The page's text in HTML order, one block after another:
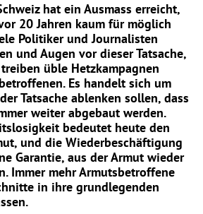
hat ein Ausmass erreicht,
20 Jahren kaum für möglich
Politiker und Journalisten
und Augen vor dieser Tatsache,
üble Hetzkampagnen
Es handelt sich um
Tatsache ablenken sollen, dass
weiter abgebaut werden.
bedeutet heute den
und die Wiederbeschäftigung
Garantie, aus der Armut wieder
Immer mehr Armutsbetroffene
in ihre grundlegenden